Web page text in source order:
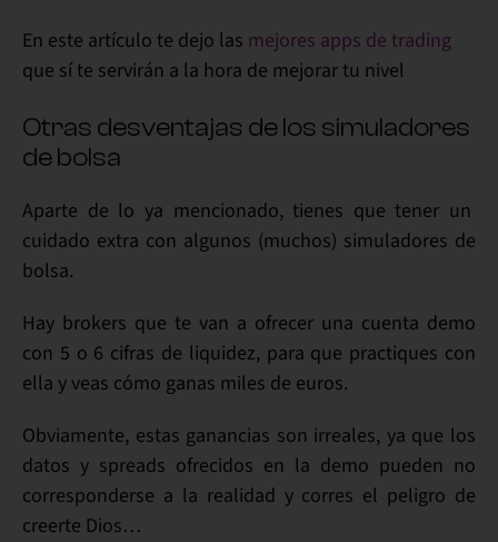
En este artículo te dejo las mejores apps de trading
que sí te servirán a la hora de mejorar tu nivel
Otras desventajas de los simuladores
de bolsa
Aparte de lo ya mencionado, tienes que tener un
cuidado extra con algunos (muchos) simuladores de
bolsa.
Hay brokers que te van a ofrecer una cuenta demo
con 5 o 6 cifras de liquidez, para que practiques con
ella y veas cómo ganas miles de euros.
Obviamente, estas ganancias son irreales, ya que los
datos y spreads ofrecidos en la demo pueden no
corresponderse a la realidad y corres el peligro de
creerte Dios…